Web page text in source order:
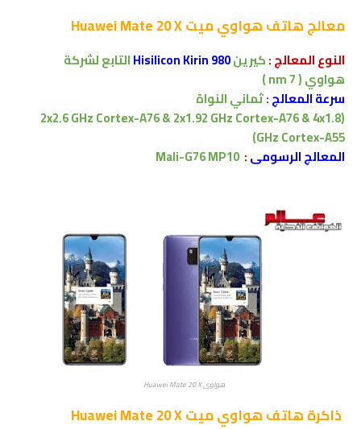
معالجهاتف هواوي ميت Huawei Mate 20 X
النوع المعالج:كيرينHisilicon Kirin 980التابع لشركة
هواوي( 7 nm )
سرعة المعالج:ثماني النواة
(2x2.6 GHz Cortex-A76 & 2x1.92 GHz Cortex-A76 & 4x1.8
GHz Cortex-A55)
المعالج الرسومى:
Mali-G76 MP10
هواوي Huawei Mate 20 X
ذاكرةهاتف هواوي ميت Huawei Mate 20 X